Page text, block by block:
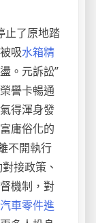
止了原地踏
吸水箱精
。元訴訟”
譽卡暢通
得渾身發
庸俗化的
不開執行
接政策、
機制，對
汽車零件進